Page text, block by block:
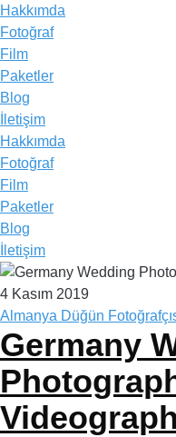
Hakkımda
Fotoğraf
Film
Paketler
Blog
İletişim
Hakkımda
Fotoğraf
Film
Paketler
Blog
İletişim
4 Kasım 2019
Almanya Düğün
Germany